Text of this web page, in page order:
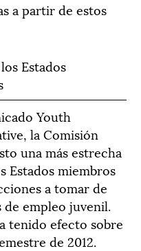
a partir de estos
Estados
Youth
la Comisión
una más estrecha
Estados miembros
a tomar de
de empleo juvenil.
tenido efecto sobre
de 2012.